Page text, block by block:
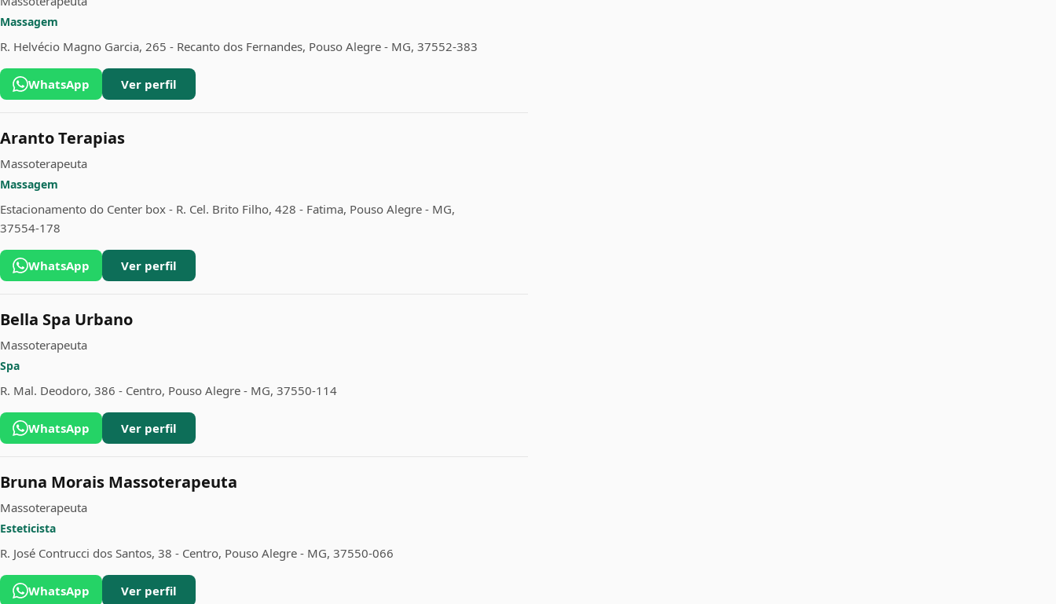
Massagem
R. Helvécio Magno Garcia, 265 - Recanto dos Fernandes, Pouso Alegre - MG, 37552-383
WhatsApp Ver perfil
Aranto Terapias
Massoterapeuta
Massagem
Estacionamento do Center box - R. Cel. Brito Filho, 428 - Fatima, Pouso Alegre - MG,
37554-178
WhatsApp Ver perfil
Bella Spa Urbano
Massoterapeuta
Spa
R. Mal. Deodoro, 386 - Centro, Pouso Alegre - MG, 37550-114
WhatsApp Ver perfil
Bruna Morais Massoterapeuta
Massoterapeuta
Esteticista
R. José Contrucci dos Santos, 38 - Centro, Pouso Alegre - MG, 37550-066
WhatsApp Ver perfil